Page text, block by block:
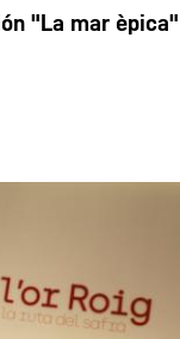
"La mar èpica"